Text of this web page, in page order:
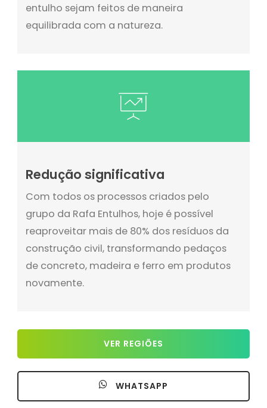
entulho sejam feitos de maneira
equilibrada com a natureza.
Redução significativa
Com todos os processos criados pelo
grupo da Rafa Entulhos, hoje é possível
reaproveitar mais de 80% dos resíduos da
construção civil, transformando pedaços
de concreto, madeira e ferro em produtos
novamente.
VER REGIÕES
WHATSAPP